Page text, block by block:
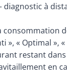
diagnostic à
consommation
», « Optimal »,
restant
en